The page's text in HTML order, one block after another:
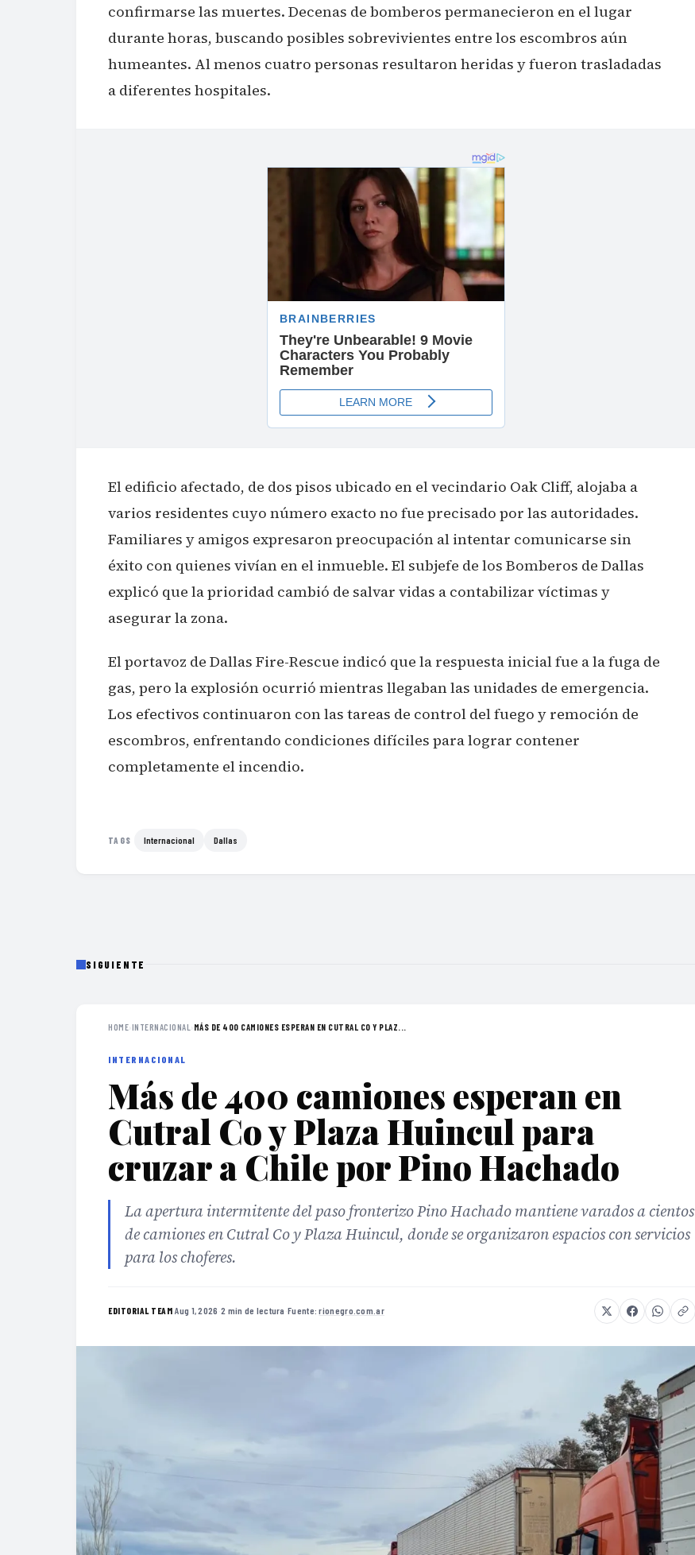
confirmarse las muertes. Decenas de bomberos permanecieron en el lugar
durante horas, buscando posibles sobrevivientes entre los escombros aún
humeantes. Al menos cuatro personas resultaron heridas y fueron trasladadas
a diferentes hospitales.
El edificio afectado, de dos pisos ubicado en el vecindario Oak Cliff, alojaba a
varios residentes cuyo número exacto no fue precisado por las autoridades.
Familiares y amigos expresaron preocupación al intentar comunicarse sin
éxito con quienes vivían en el inmueble. El subjefe de los Bomberos de Dallas
explicó que la prioridad cambió de salvar vidas a contabilizar víctimas y
asegurar la zona.
El portavoz de Dallas Fire-Rescue indicó que la respuesta inicial fue a la fuga de
gas, pero la explosión ocurrió mientras llegaban las unidades de emergencia.
Los efectivos continuaron con las tareas de control del fuego y remoción de
escombros, enfrentando condiciones difíciles para lograr contener
completamente el incendio.
TAGS Internacional Dallas
SIGUIENTE
HOME›INTERNACIONAL › MÁS DE 400 CAMIONES ESPERAN EN CUTRAL CO Y PLAZ...
INTERNACIONAL
Más de 400 camiones esperan en
Cutral Co y Plaza Huincul para
cruzar a Chile por Pino Hachado
La apertura intermitente del paso fronterizo Pino Hachado mantiene varados a cientos
de camiones en Cutral Co y Plaza Huincul, donde se organizaron espacios con servicios
para los choferes.
EDITORIAL TEAM·Aug 1, 2026 ·2 min de lectura ·Fuente:rionegro.com.ar